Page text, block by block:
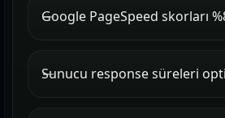
Google PageSpeed skorları
Sunucu response süreleri